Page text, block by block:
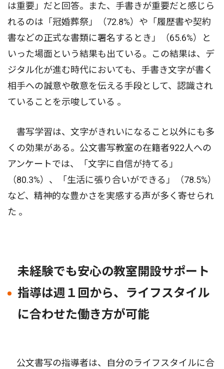
は重要」だと回答。また、手書きが重要だと感じら
れるのは「冠婚葬祭」（72.8%）や「履歴書や契約
書などの正式な書類に署名するとき」（65.6%）と
いった場面という結果も出ている。この結果は、デ
ジタル化が進む時代においても、手書き文字が書く
相手への誠意や敬意を伝える手段として、認識され
ていることを示唆している 。
書写学習は、文字がきれいになること以外にも多
くの効果がある。公文書写教室の在籍者922人への
アンケートでは、「文字に自信が持てる」
（80.3%）、「生活に張り合いができる」（78.5%）
など、精神的な豊かさを実感する声が多く寄せられ
た 。
未経験でも安心の教室開設サポート
指導は週１回から、ライフスタイル
に合わせた働き方が可能
公文書写の指導者は、自分のライフスタイルに合